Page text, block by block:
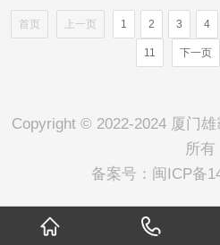
首页 上一页 1 2 3 4
11 下一页
Copyright © 2022-2024 厦门
所有
备案号： 闽ICP备